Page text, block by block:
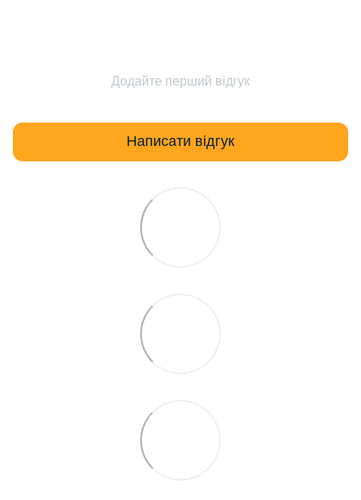
Додайте перший відгук
Написати відгук